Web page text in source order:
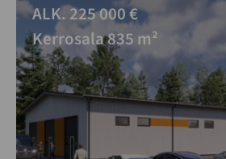
ALK. 225 000 €
Kerrosala 835 m²